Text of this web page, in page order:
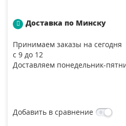
Доставка по Минску
Принимаем заказы на сегодня
с 9 до 12
Доставляем понедельник-
Добавить в сравнение